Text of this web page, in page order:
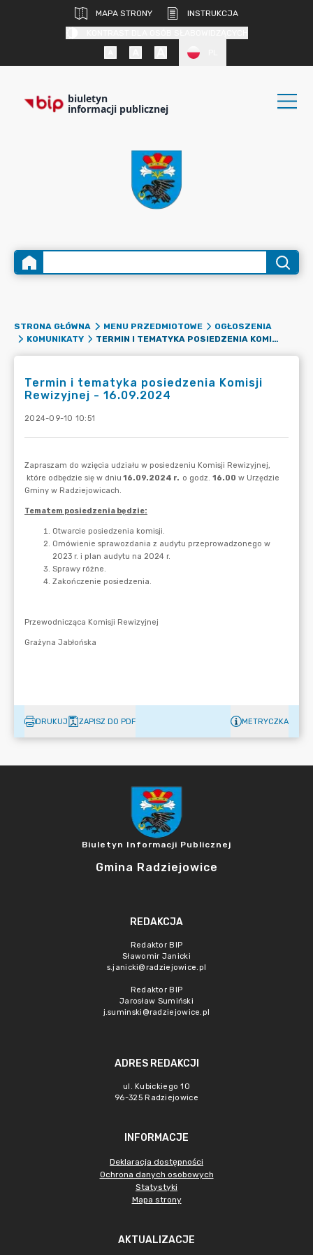
MAPA STRONY
INSTRUKCJA
biuletyn
informacji publicznej
STRONA GŁÓWNA MENU PRZEDMIOTOWE
OGŁOSZENIA
KOMUNIKATY
TERMIN I TEMATYKA POSIEDZENIA KOMISJI REWIZYJNEJ - 16.09.2024
Termin i tematyka posiedzenia Komisji
Rewizyjnej - 16.09.2024
2024-09-10 10:51
DRUKUJ ZAPISZ DO PDF METRYCZKA
Biuletyn Informacji Publicznej
Gmina Radziejowice
REDAKCJA
Redaktor BIP
Sławomir Janicki
s.janicki@radziejowice.pl
Redaktor BIP
Jarosław Sumiński
j.suminski@radziejowice.pl
ADRES REDAKCJI
ul. Kubickiego 10
96-325 Radziejowice
INFORMACJE
Deklaracja dostępności
Ochrona danych osobowych
Statystyki
Mapa strony
AKTUALIZACJE